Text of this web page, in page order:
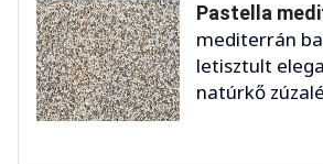
Pastella
mediterrán
letisztult
natúrkő